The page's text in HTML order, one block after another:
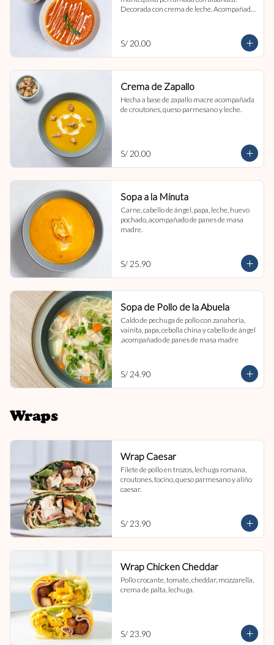
Decorada con crema de leche. Acompañada
S/ 20.00
Crema de Zapallo
Hecha a base de zapallo macre acompañada
de croutones, queso parmesano y leche.
S/ 20.00
Sopa a la Minuta
Carne, cabello de ángel, papa, leche, huevo
pochado, acompañado de panes de masa
madre.
S/ 25.90
Sopa de Pollo de la Abuela
Caldo de pechuga de pollo con zanahoria,
vainita, papa, cebolla china y cabello de ángel
.acompañado de panes de masa madre
S/ 24.90
Wraps
Wrap Caesar
Filete de pollo en trozos, lechuga romana,
croutones, tocino, queso parmesano y aliño
caesar.
S/ 23.90
Wrap Chicken Cheddar
Pollo crocante, tomate, cheddar, mozzarella,
crema de palta, lechuga.
S/ 23.90